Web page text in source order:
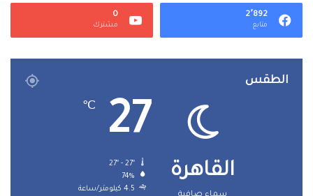
2٬892
متابع
0
مشترك
الطقس
القاهرة
27
℃
74%
4.5 كيلومتر/ساعة